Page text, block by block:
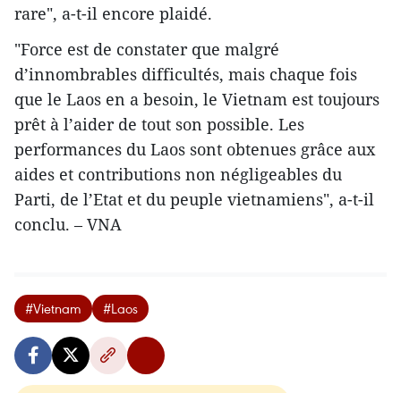
rare", a-t-il encore plaidé.
"Force est de constater que malgré
d’innombrables difficultés, mais chaque fois
que le Laos en a besoin, le Vietnam est toujours
prêt à l’aider de tout son possible. Les
performances du Laos sont obtenues grâce aux
aides et contributions non négligeables du
Parti, de l’Etat et du peuple vietnamiens", a-t-il
conclu. – VNA
#Vietnam #Laos